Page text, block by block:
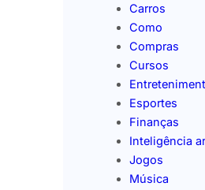
Carros
Como
Compras
Cursos
Esportes
Finanças
Inteligência
Jogos
Música